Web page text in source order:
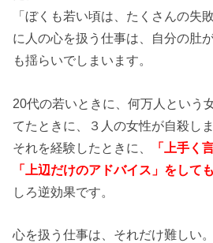
「ぼくも若い頃は、たくさんの失
に人の心を扱う仕事は、自分の肚
も揺らいでしまいます。
20代の若いときに、何万人という
てたときに、３人の女性が自殺しま
それを経験したときに、
「上手く
「上辺だけのアドバイス」をして
しろ逆効果です。
心を扱う仕事は、それだけ難しい